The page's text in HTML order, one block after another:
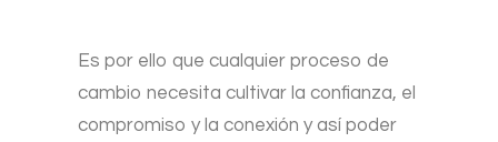
Es por ello que cualquier proceso de
cambio necesita cultivar la confianza, el
compromiso y la conexión y así poder